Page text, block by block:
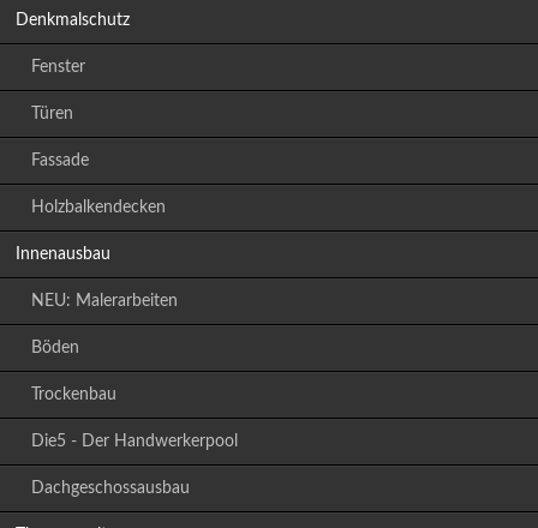
Denkmalschutz
Fenster
Türen
Fassade
Holzbalkendecken
Innenausbau
NEU: Malerarbeiten
Böden
Trockenbau
Die5 - Der Handwerkerpool
Dachgeschossausbau